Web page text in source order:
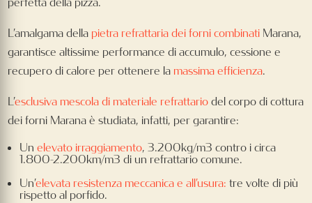
L’amalgama della pietra refrattaria dei forni combinati Marana,
garantisce altissime performance di accumulo, cessione e
recupero di calore per ottenere la massima efficienza.
L’esclusiva mescola di materiale refrattariodel corpo di cottura
dei forni Marana è studiata, infatti, per garantire:
Unelevato irraggiamento, 3.200kg/m3 contro i circa
1.800-2.200km/m3 di un refrattario comune.
Un’elevata resistenza meccanica e all’usura:tre volte di più
rispetto al porfido.